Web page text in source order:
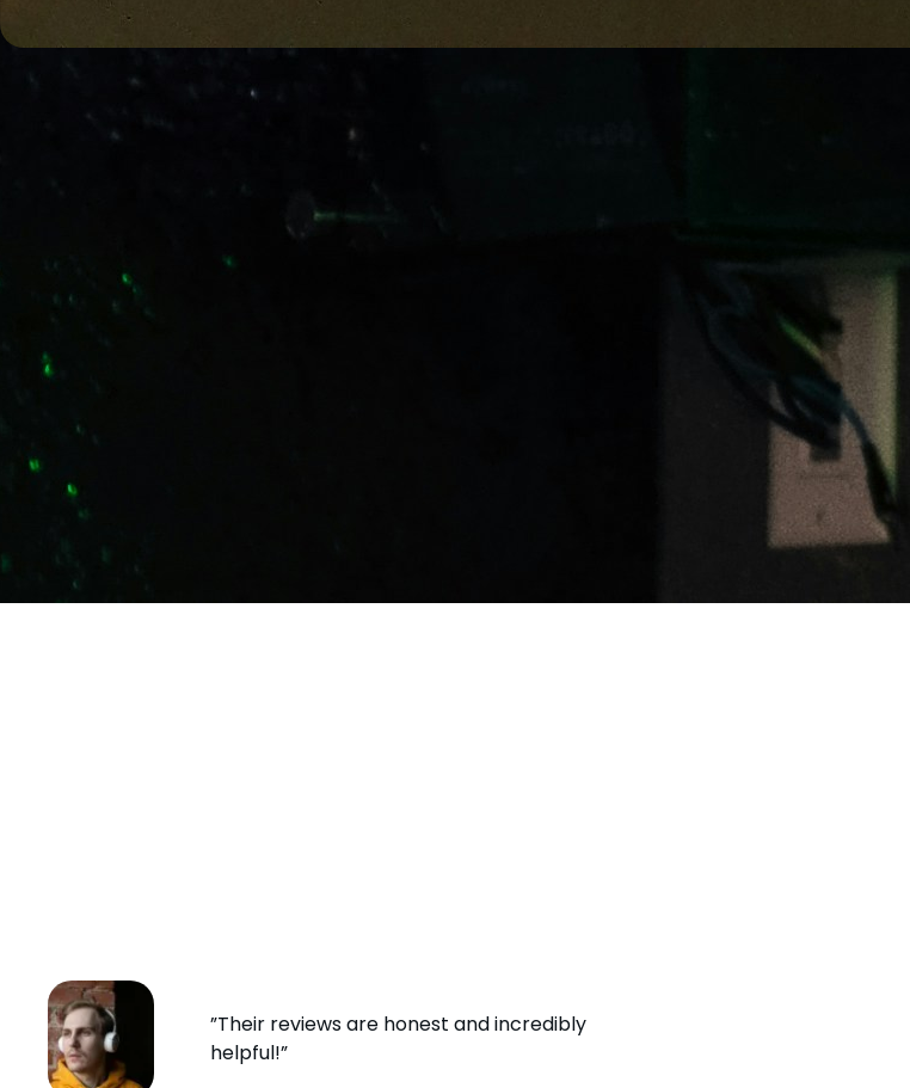
Os 5 Melhores Teclados Gamer Custo-Benefício de 2025
Introdução ao Mundo dos Teclados Gamer O universo dos jogos
”Their reviews are honest and incredibly
helpful!”